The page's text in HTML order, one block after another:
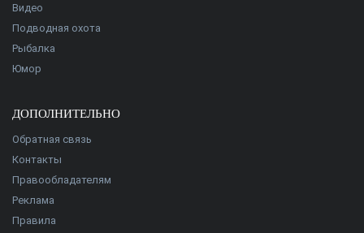
Видео
Подводная охота
Рыбалка
Юмор
ДОПОЛНИТЕЛЬНО
Обратная связь
Контакты
Правообладателям
Реклама
Правила